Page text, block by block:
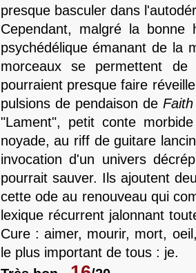
presque basculer dans
Cependant, malgré la bonne
psychédélique émanant de la
morceaux se permettent
pourraient presque faire
pulsions de pendaison deFaith
"Lament", petit conte
noyade, au riff de guitare
invocation d'un univers
pourrait sauver. Ils ajoutent
cette ode au renouveau qui
lexique récurrent jalonnant
Cure : aimer, mourir, mort,
le plus important de tous : je.